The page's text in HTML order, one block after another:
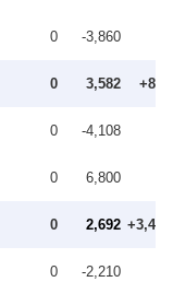
0 -3,860
0 3,582 +890
0 -4,108
0 6,800
0 2,692 +3,462
0 -2,210